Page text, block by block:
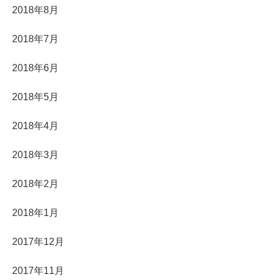
2018年8月
2018年7月
2018年6月
2018年5月
2018年4月
2018年3月
2018年2月
2018年1月
2017年12月
2017年11月